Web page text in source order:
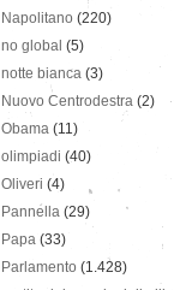
Napolitano (220)
no global (5)
notte bianca (3)
Nuovo Centrodestra (2)
Obama (11)
olimpiadi (40)
Oliveri (4)
Pannella (29)
Papa (33)
Parlamento (1.428)